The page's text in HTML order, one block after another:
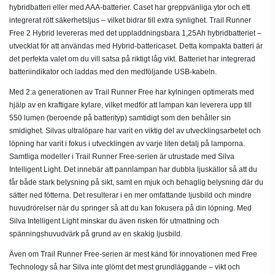
hybridbatteri eller med AAA-batterier. Caset har greppvänliga ytor och ett
integrerat rött säkerhetsljus – vilket bidrar till extra synlighet. Trail Runner
Free 2 Hybrid levereras med det uppladdningsbara 1,25Ah hybridbatteriet –
utvecklat för att användas med Hybrid-battericaset. Detta kompakta batteri är
det perfekta valet om du vill satsa på riktigt låg vikt. Batteriet har integrerad
batteriindikator och laddas med den medföljande USB-kabeln.
Med 2:a generationen av Trail Runner Free har kylningen optimerats med
hjälp av en kraftigare kylare, vilket medför att lampan kan leverera upp till
550 lumen (beroende på batterityp) samtidigt som den behåller sin
smidighet. Silvas ultralöpare har varit en viktig del av utvecklingsarbetet och
löpning har varit i fokus i utvecklingen av varje liten detalj på lamporna.
Samtliga modeller i Trail Runner Free-serien är utrustade med Silva
Intelligent Light. Det innebär att pannlampan har dubbla ljuskällor så att du
får både stark belysning på sikt, samt en mjuk och behaglig belysning där du
sätter ned fötterna. Det resulterar i en mer omfattande ljusbild och mindre
huvudrörelser när du springer så att du kan fokusera på din löpning. Med
Silva Intelligent Light minskar du även risken för utmattning och
spänningshuvudvärk på grund av en skakig ljusbild.
Även om Trail Runner Free-serien är mest känd för innovationen med Free
Technology så har Silva inte glömt det mest grundläggande – vikt och